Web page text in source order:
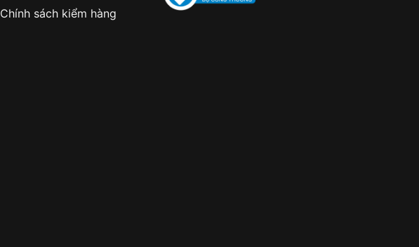
Chính sách kiểm hàng